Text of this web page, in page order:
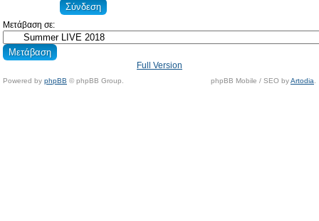
Μετάβαση σε:
Full Version
Powered by phpBB © phpBB Group. phpBB Mobile / SEO byArtodia